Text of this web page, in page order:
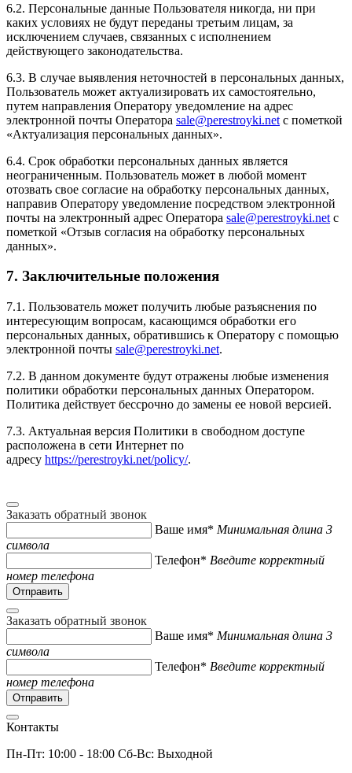
6.2. Персональные данные Пользователя никогда, ни при
каких условиях не будут переданы третьим лицам, за
исключением случаев, связанных с исполнением
действующего законодательства.
6.3. В случае выявления неточностей в персональных данных,
Пользователь может актуализировать их самостоятельно,
путем направления Оператору уведомление на адрес
электронной почты Оператора sale@perestroyki.net с пометкой
«Актуализация персональных данных».
6.4. Срок обработки персональных данных является
неограниченным. Пользователь может в любой момент
отозвать свое согласие на обработку персональных данных,
направив Оператору уведомление посредством электронной
почты на электронный адрес Оператора sale@perestroyki.net с
пометкой «Отзыв согласия на обработку персональных
данных».
7. Заключительные положения
7.1. Пользователь может получить любые разъяснения по
интересующим вопросам, касающимся обработки его
персональных данных, обратившись к Оператору с помощью
электронной почты sale@perestroyki.net.
7.2. В данном документе будут отражены любые изменения
политики обработки персональных данных Оператором.
Политика действует бессрочно до замены ее новой версией.
7.3. Актуальная версия Политики в свободном доступе
расположена в сети Интернет по
адресу https://perestroyki.net/policy/.
Заказать обратный звонок
Ваше имя* Минимальная длина 3
символа
Телефон* Введите корректный
номер телефона
Заказать обратный звонок
Ваше имя* Минимальная длина 3
символа
Телефон* Введите корректный
номер телефона
Контакты
Пн-Пт: 10:00 - 18:00 Сб-Вс: Выходной